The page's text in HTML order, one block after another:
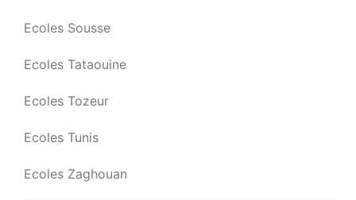
Ecoles Sousse
Ecoles Tataouine
Ecoles Tozeur
Ecoles Tunis
Ecoles Zaghouan